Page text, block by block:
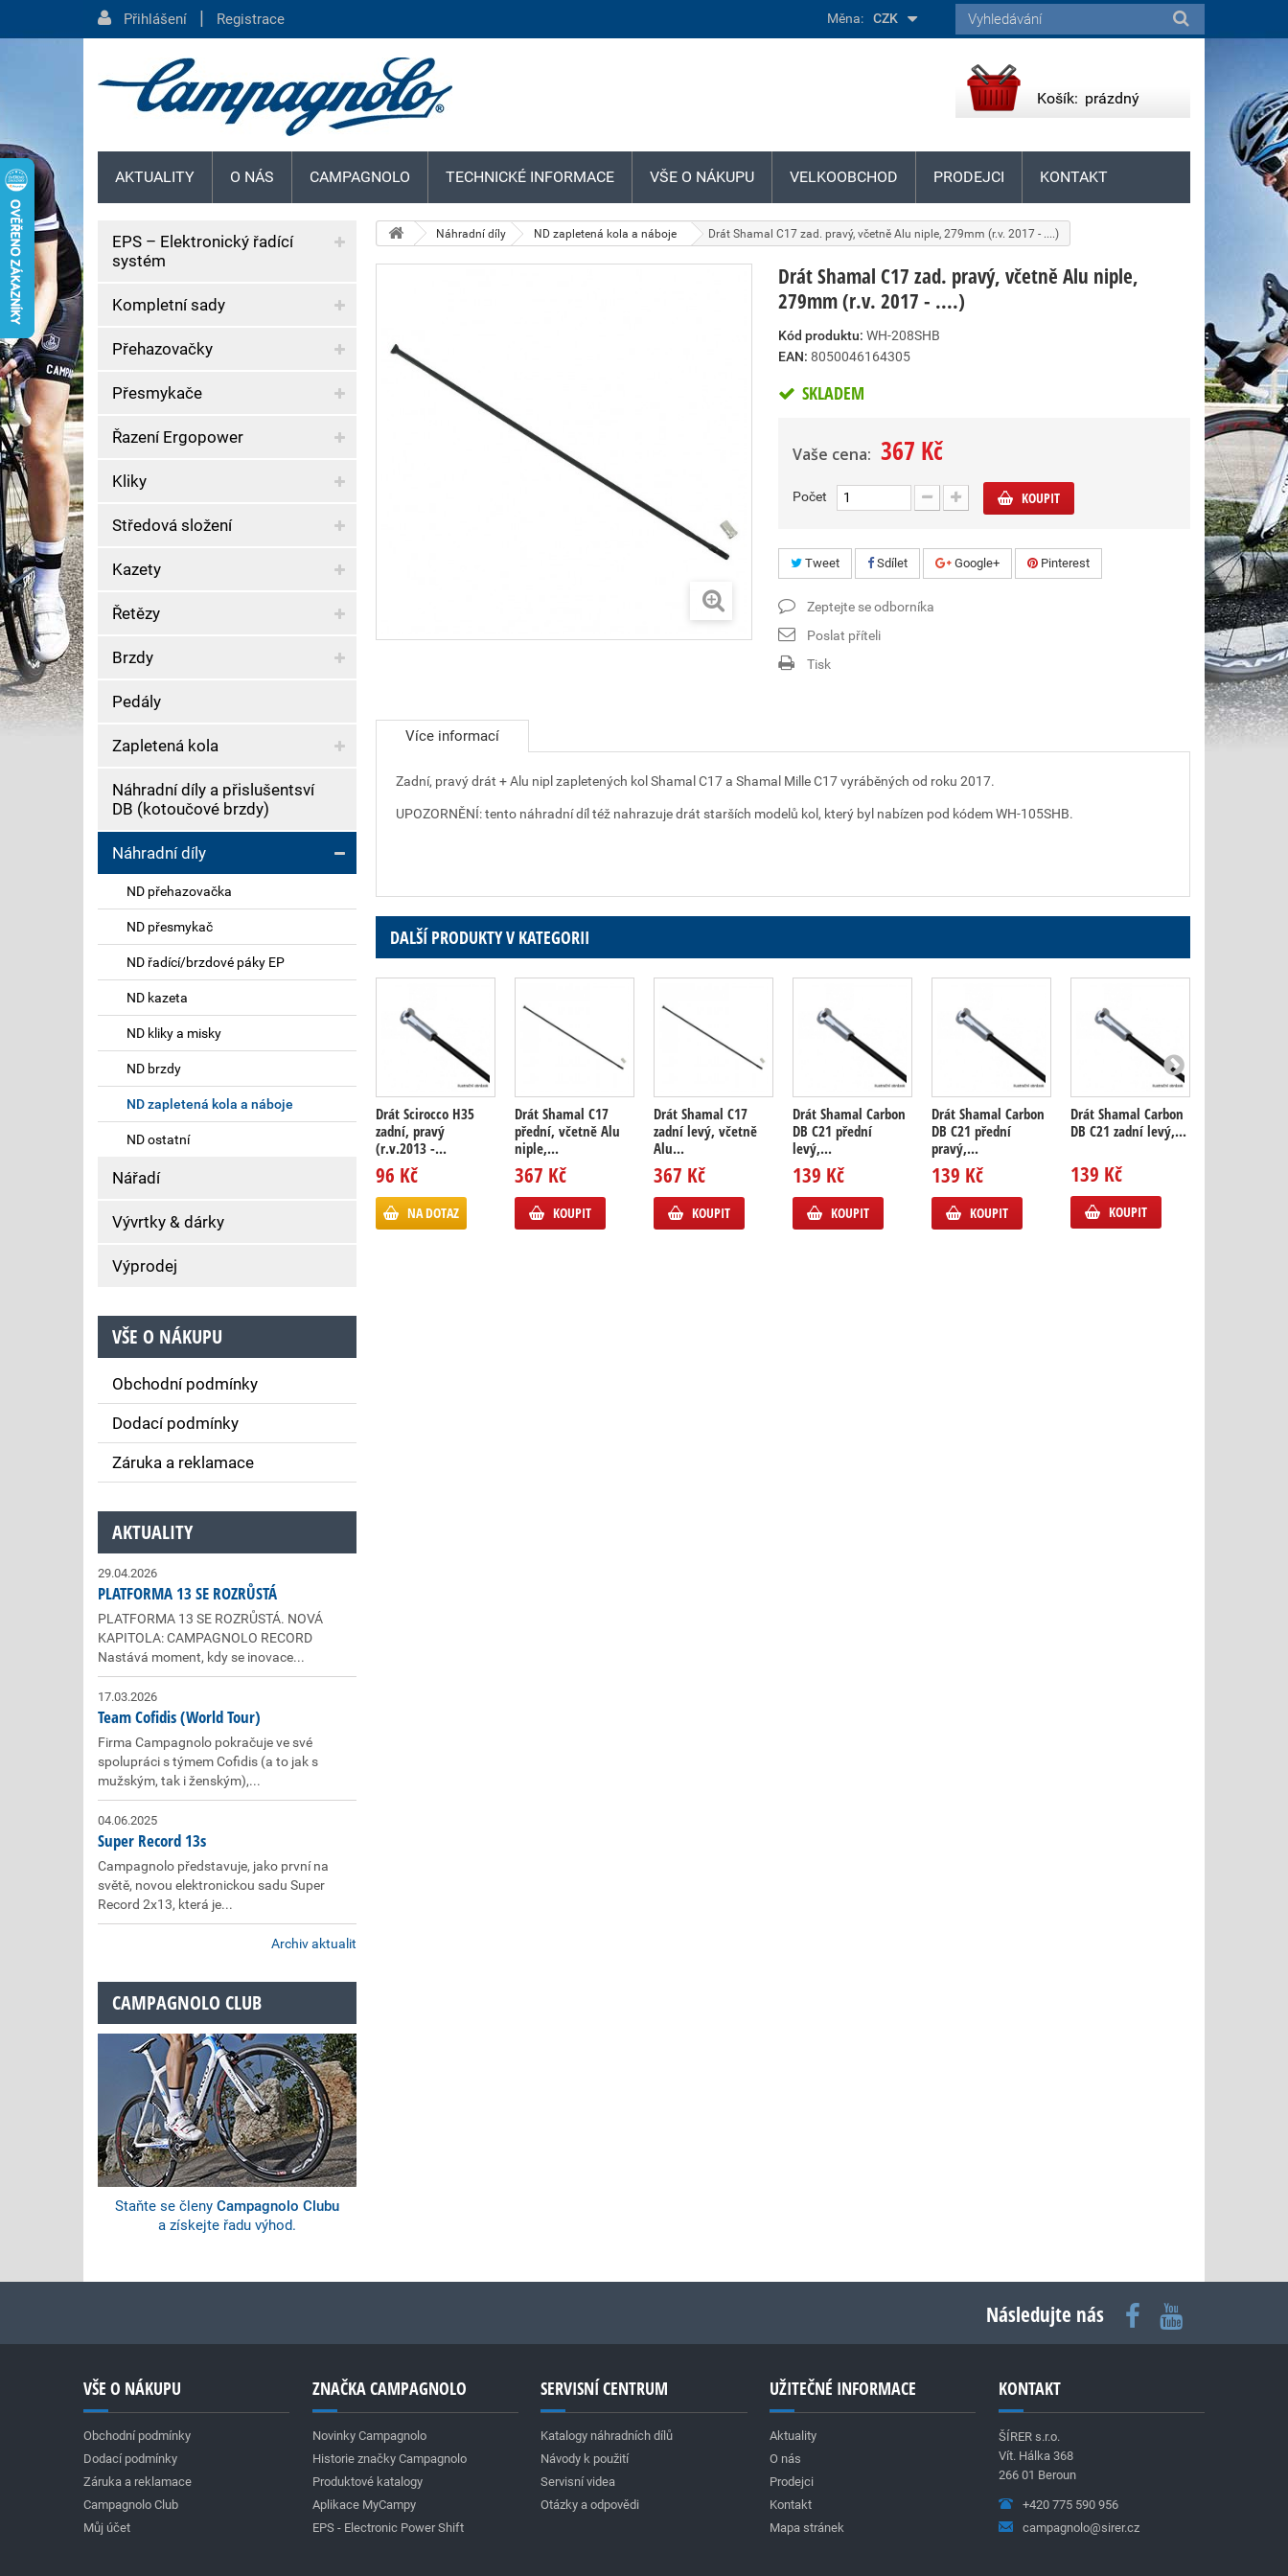
Náhradní díly ND zapletená kola a náboje Drát Shamal C17 zad. pravý, včetně Alu niple, 279mm (r.v. 2017 - ....)
Drát Shamal C17 zad. pravý, včetně Alu niple,
279mm (r.v. 2017 - ....)
Kód produktu: WH-208SHB
EAN: 8050046164305
SKLADEM
Vaše cena: 367 Kč
Počet KOUPIT
Tweet Sdílet Google+ Pinterest
Zeptejte se odborníka
Poslat příteli
Tisk
Více informací
Zadní, pravý drát + Alu nipl zapletených kol Shamal C17 a Shamal Mille C17 vyráběných od roku 2017.
UPOZORNĚNÍ: tento náhradní díl též nahrazuje drát starších modelů kol, který byl nabízen pod kódem WH-105SHB.
DALŠÍ PRODUKTY V KATEGORII
Drát Scirocco H35
zadní, pravý
(r.v.2013 -...
96 Kč
NA DOTAZ
Drát Shamal C17
přední, včetně Alu
niple,...
367 Kč
KOUPIT
Drát Shamal C17
zadní levý, včetně
Alu...
367 Kč
KOUPIT
Drát Shamal Carbon
DB C21 přední
levý,...
139 Kč
KOUPIT
Drát Shamal Carbon
DB C21 přední
pravý,...
139 Kč
KOUPIT
Drát Shamal Carbon
DB C21 zadní levý,...
139 Kč
KOUPIT
EPS – Elektronický řadící
systém
Kompletní sady
Přehazovačky
Přesmykače
Řazení Ergopower
Kliky
Středová složení
Kazety
Řetězy
Brzdy
Pedály
Zapletená kola
Náhradní díly a přislušentsví
DB (kotoučové brzdy)
Náhradní díly
ND přehazovačka
ND přesmykač
ND řadící/brzdové páky EP
ND kazeta
ND kliky a misky
ND brzdy
ND zapletená kola a náboje
ND ostatní
Nářadí
Vývrtky & dárky
Výprodej
VŠE O NÁKUPU
Obchodní podmínky
Dodací podmínky
Záruka a reklamace
AKTUALITY
29.04.2026
PLATFORMA 13 SE ROZRŮSTÁ
PLATFORMA 13 SE ROZRŮSTÁ. NOVÁ
KAPITOLA: CAMPAGNOLO RECORD
Nastává moment, kdy se inovace...
17.03.2026
Team Cofidis (World Tour)
Firma Campagnolo pokračuje ve své
spolupráci s týmem Cofidis (a to jak s
mužským, tak i ženským),...
04.06.2025
Super Record 13s
Campagnolo představuje, jako první na
světě, novou elektronickou sadu Super
Record 2x13, která je...
Archiv aktualit
CAMPAGNOLO CLUB
Staňte se členy Campagnolo Clubu
a získejte řadu výhod.
Přihlášení | Registrace Měna: CZK
Košík: prázdný
AKTUALITY O NÁS CAMPAGNOLO TECHNICKÉ INFORMACE VŠE O NÁKUPU VELKOOBCHOD PRODEJCI KONTAKT
Následujte nás
VŠE O NÁKUPU
Obchodní podmínky
Dodací podmínky
Záruka a reklamace
Campagnolo Club
Můj účet
ZNAČKA CAMPAGNOLO
Novinky Campagnolo
Historie značky Campagnolo
Produktové katalogy
Aplikace MyCampy
EPS - Electronic Power Shift
SERVISNÍ CENTRUM
Katalogy náhradních dílů
Návody k použití
Servisní videa
Otázky a odpovědi
UŽITEČNÉ INFORMACE
Aktuality
O nás
Prodejci
Kontakt
Mapa stránek
KONTAKT
ŠÍRER s.r.o.
Vít. Hálka 368
266 01 Beroun
+420 775 590 956
campagnolo@sirer.cz